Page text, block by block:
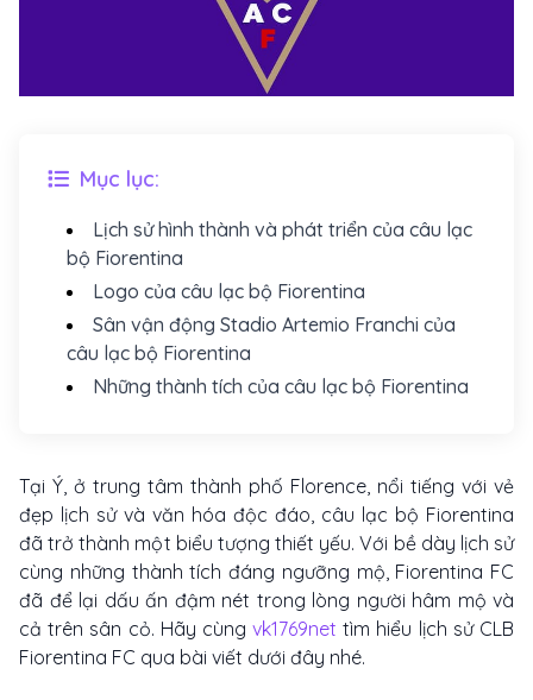
Mục lục:
Lịch sử hình thành và phát triển của câu lạc
bộ Fiorentina
Logo của câu lạc bộ Fiorentina
Sân vận động Stadio Artemio Franchi của
câu lạc bộ Fiorentina
Những thành tích của câu lạc bộ Fiorentina
Tại Ý, ở trung tâm thành phố Florence, nổi tiếng với vẻ
đẹp lịch sử và văn hóa độc đáo, câu lạc bộ Fiorentina
đã trở thành một biểu tượng thiết yếu. Với bề dày lịch sử
cùng những thành tích đáng ngưỡng mộ, Fiorentina FC
đã để lại dấu ấn đậm nét trong lòng người hâm mộ và
cả trên sân cỏ. Hãy cùngvk1769net tìm hiểu lịch sử CLB
Fiorentina FC qua bài viết dưới đây nhé.